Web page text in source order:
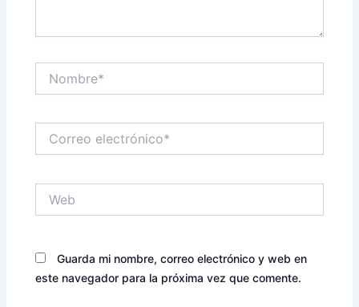
electrónico*
Guarda mi nombre, correo electrónico y web en
este navegador para la próxima vez que comente.